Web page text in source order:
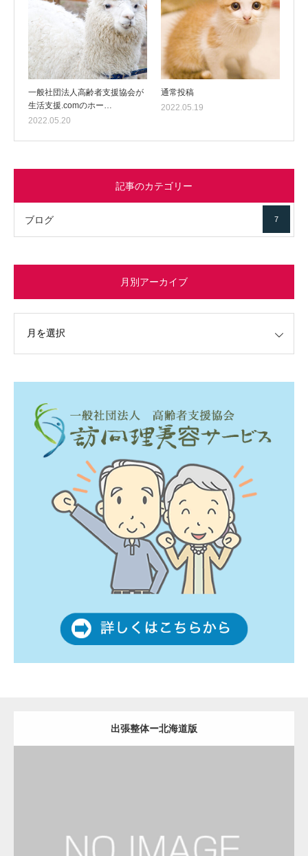
一般社団法人高齢者支援協会が
生活支援.comのホー…
2022.05.20
通常投稿
2022.05.19
記事のカテゴリー
ブログ 7
月別アーカイブ
出張整体ー北海道版